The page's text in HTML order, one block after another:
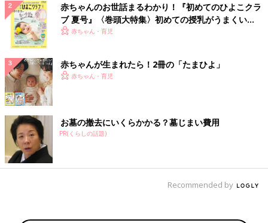
赤ちゃんのお世話まるわかり！『初めてのひよこクラ
ブ 夏号』〈巻頭大特集〉初めての授乳がうまくい
く！ おっぱい・ミルクの基本と夏のトラブル 解決テ
赤ちゃん・育児
赤ちゃんが生まれたら！2冊の「たまひよ」
赤ちゃん・育児
お墓の撤去にいくらかかる？墓じまい費用
PR(くらしの話題)
Recommended by